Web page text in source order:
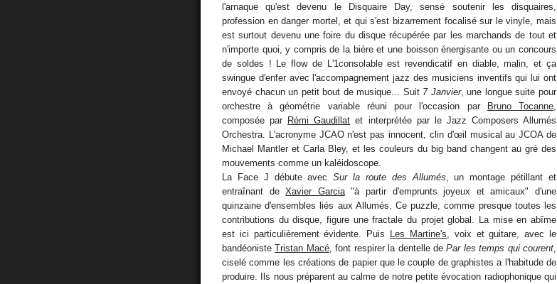
l'arnaque qu'est devenu le Disquaire Day, sensé soutenir les disquaires,
profession en danger mortel, et qui s'est bizarrement focalisé sur le vinyle, mais
est surtout devenu une foire du disque récupérée par les marchands de tout et
n'importe quoi, y compris de la bière et une boisson énergisante ou un concours
de soldes ! Le flow de L'1consolable est revendicatif en diable, malin, et ça
swingue d'enfer avec l'accompagnement jazz des musiciens inventifs qui lui ont
envoyé chacun un petit bout de musique... Suit 7 Janvier, une longue suite pour
orchestre à géométrie variable réuni pour l'occasion par
Bruno Tocanne
composée par Rémi Gaudillat et interprétée par le Jazz Composers Allumés
Orchestra. L'acronyme JCAO n'est pas innocent, clin d'œil musical au JCOA de
Michael Mantler et Carla Bley, et les couleurs du big band changent au gré des
mouvements comme un kaléidoscope.
La Face J débute avecSur la route des Allumés , un montage pétillant et
entraînant deXavier Garcia"à partir d'emprunts joyeux et amicaux" d'une
quinzaine d'ensembles liés aux Allumés. Ce puzzle, comme presque toutes les
contributions du disque, figure une fractale du projet global. La mise en abîme
est ici particulièrement évidente. Puis
Les Martine's , voix et guitare, avec le
bandéonisteTristan Macé, font respirer la dentelle dePar les temps qui courent
ciselé comme les créations de papier que le couple de graphistes a l'habitude de
produire. Ils nous préparent au calme de notre petite évocation radiophonique qui